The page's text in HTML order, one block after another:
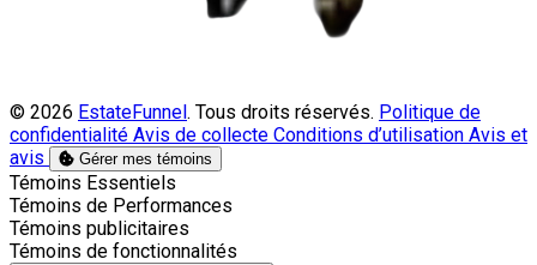
© 2026 EstateFunnel. Tous droits réservés. Politique de
confidentialité Avis de collecte Conditions d’utilisation Avis et
avis
Gérer mes témoins
Activer
Témoins Essentiels
Activer
Témoins de Performances
Activer
Témoins publicitaires
Activer
Témoins de fonctionnalités